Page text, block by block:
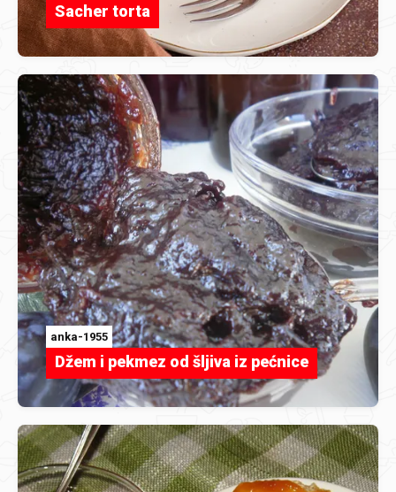
Sacher torta
anka-1955
Džem i pekmez od šljiva iz pećnice